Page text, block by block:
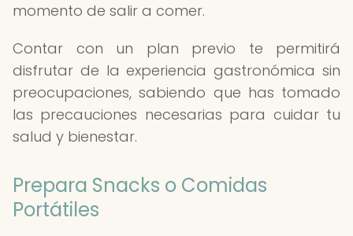
momento de salir a comer.
Contar con un plan previo te permitirá
disfrutar de la experiencia gastronómica sin
preocupaciones, sabiendo que has tomado
las precauciones necesarias para cuidar tu
salud y bienestar.
Prepara Snacks o Comidas
Portátiles